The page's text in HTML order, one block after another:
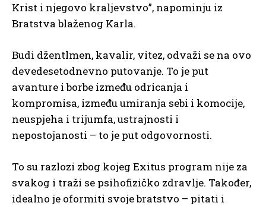
Krist i njegovo kraljevstvo”, napominju iz
Bratstva blaženog Karla.
Budi džentlmen, kavalir, vitez, odvaži se na ovo
devedesetodnevno putovanje. To je put
avanture i borbe između odricanja i
kompromisa, između umiranja sebi i komocije,
neuspjeha i trijumfa, ustrajnosti i
nepostojanosti – to je put odgovornosti.
To su razlozi zbog kojeg Exitus program nije za
svakog i traži se psihofizičko zdravlje. Također,
idealno je oformiti svoje bratstvo – pitati i